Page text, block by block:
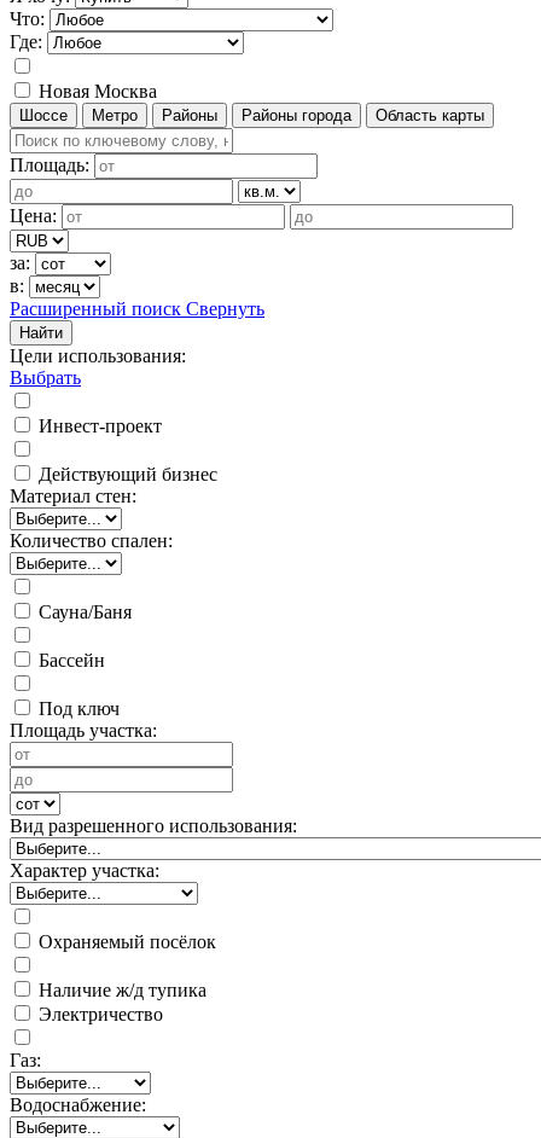
Что:
Где:
Новая Москва
Шоссе Метро Районы Районы города Область карты
Площадь:
Цена:
за:
в:
Расширенный поиск Свернуть
Найти
Цели использования:
Выбрать
Инвест-проект
Действующий бизнес
Материал стен:
Количество спален:
Сауна/Баня
Бассейн
Под ключ
Площадь участка:
Вид разрешенного использования:
Характер участка:
Охраняемый посёлок
Наличие ж/д тупика
Электричество
Газ:
Водоснабжение: